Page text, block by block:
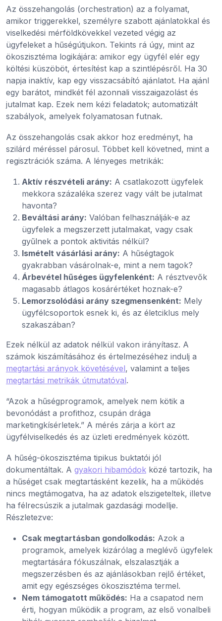
Az összehangolás (orchestration) az a folyamat,
amikor triggerekkel, személyre szabott ajánlatokkal és
viselkedési mérföldkövekkel vezeted végig az
ügyfeleket a hűségútjukon. Tekints rá úgy, mint az
ökoszisztéma logikájára: amikor egy ügyfél elér egy
költési küszöböt, értesítést kap a szintlépésről. Ha 30
napja inaktív, kap egy visszacsábító ajánlatot. Ha ajánl
egy barátot, mindkét fél azonnali visszaigazolást és
jutalmat kap. Ezek nem kézi feladatok; automatizált
szabályok, amelyek folyamatosan futnak.
Az összehangolás csak akkor hoz eredményt, ha
szilárd méréssel párosul. Többet kell követned, mint a
regisztrációk száma. A lényeges metrikák:
Aktív részvételi arány: A csatlakozott ügyfelek
mekkora százaléka szerez vagy vált be jutalmat
havonta?
Beváltási arány: Valóban felhasználják-e az
ügyfelek a megszerzett jutalmakat, vagy csak
gyűlnek a pontok aktivitás nélkül?
Ismételt vásárlási arány: A hűségtagok
gyakrabban vásárolnak-e, mint a nem tagok?
Árbevétel hűséges ügyfelenként: A résztvevők
magasabb átlagos kosárértéket hoznak-e?
Lemorzsolódási arány szegmensenként: Mely
ügyfélcsoportok esnek ki, és az életciklus mely
szakaszában?
Ezek nélkül az adatok nélkül vakon irányítasz. A
számok kiszámításához és értelmezéséhez indulj a
megtartási arányok követésével, valamint a teljes
megtartási metrikák útmutatóval.
“Azok a hűségprogramok, amelyek nem kötik a
bevonódást a profithoz, csupán drága
marketingkísérletek.” A mérés zárja a kört az
ügyfélviselkedés és az üzleti eredmények között.
A hűség-ökoszisztéma tipikus buktatói jól
dokumentáltak. A gyakori hibamódok közé tartozik, ha
a hűséget csak megtartásként kezelik, ha a működés
nincs megtámogatva, ha az adatok elszigeteltek, illetve
ha félrecsúszik a jutalmak gazdasági modellje.
Részletezve:
Csak megtartásban gondolkodás: Azok a
programok, amelyek kizárólag a meglévő ügyfelek
megtartására fókuszálnak, elszalasztják a
megszerzésben és az ajánlásokban rejlő értéket,
amit egy egészséges ökoszisztéma termel.
Nem támogatott működés: Ha a csapatod nem
érti, hogyan működik a program, az első vonalbeli